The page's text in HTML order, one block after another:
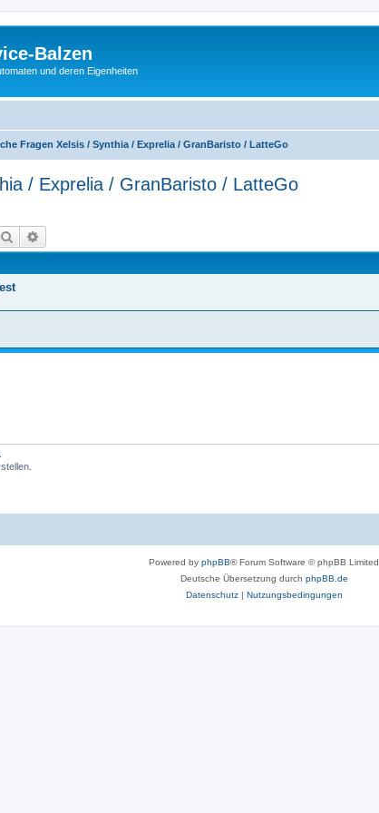
Balzen
und deren Eigenheiten
Fragen Xelsis / Synthia / Exprelia / GranBaristo / LatteGo
/ Exprelia / GranBaristo / LatteGo
Suche
Powered by phpBB® Forum Software © phpBB Limited
Deutsche Übersetzung durch phpBB.de
Datenschutz| Nutzungsbedingungen